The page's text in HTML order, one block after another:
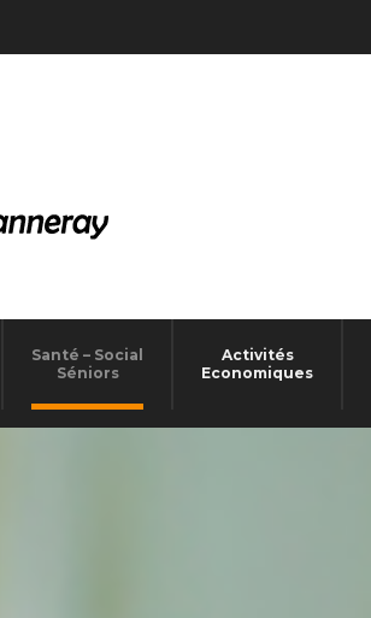
Santé – Social
Séniors
Activités
Economiques